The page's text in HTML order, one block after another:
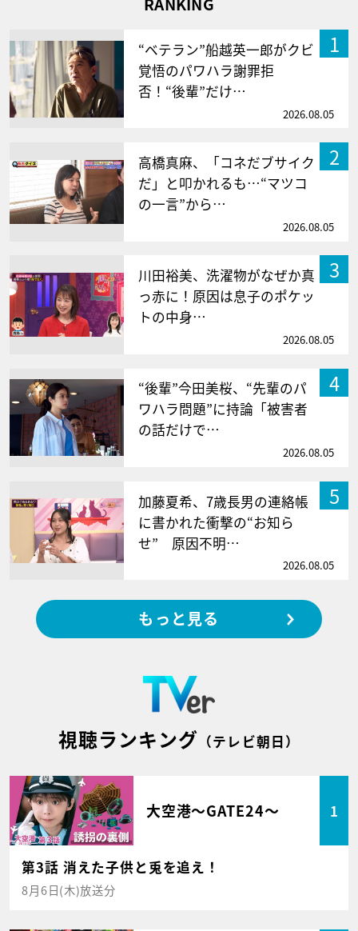
1
“ベテラン”船越英一郎がクビ
覚悟のパワハラ謝罪拒
否！“後輩”だけ…
2026.08.05
2
高橋真麻、「コネだブサイク
だ」と叩かれるも…“マツコ
の一言”から…
2026.08.05
3
川田裕美、洗濯物がなぜか真
っ赤に！原因は息子のポケッ
トの中身…
2026.08.05
4
“後輩”今田美桜、“先輩のパ
ワハラ問題”に持論「被害者
の話だけで…
2026.08.05
5
加藤夏希、7歳長男の連絡帳
に書かれた衝撃の“お知ら
せ” 原因不明…
2026.08.05
もっと見る
視聴ランキング （テレビ朝日）
大空港～GATE24～ 1
第3話 消えた子供と兎を追え！
8月6日(木)放送分